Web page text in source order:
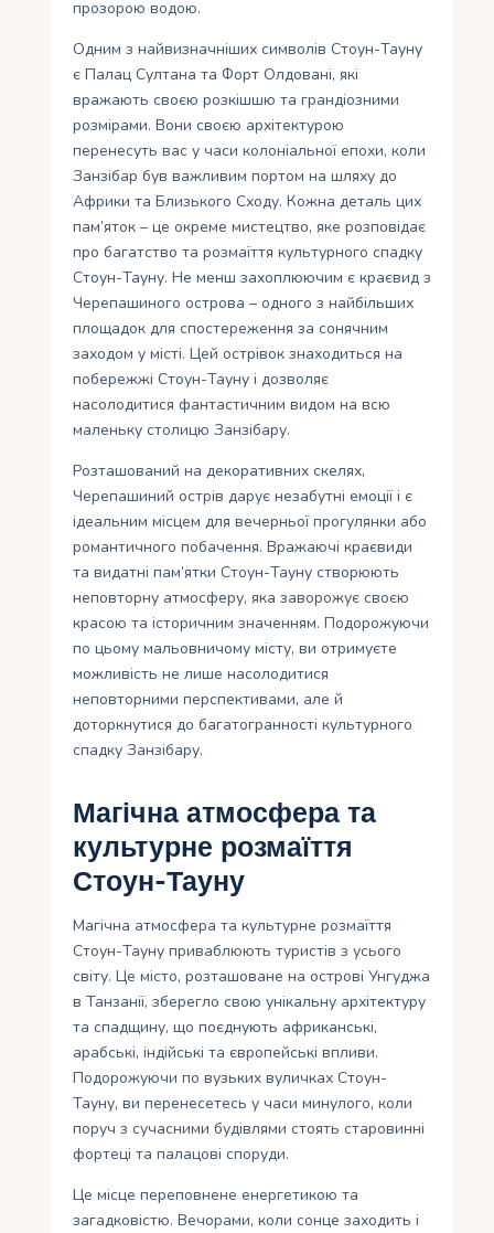
прозорою водою.
Одним з найвизначніших символів Стоун-Тауну
є Палац Султана та Форт Олдовані, які
вражають своєю розкішшю та грандіозними
розмірами. Вони своєю архітектурою
перенесуть вас у часи колоніальної епохи, коли
Занзібар був важливим портом на шляху до
Африки та Близького Сходу. Кожна деталь цих
пам’яток – це окреме мистецтво, яке розповідає
про багатство та розмаїття культурного спадку
Стоун-Тауну. Не менш захоплюючим є краєвид з
Черепашиного острова – одного з найбільших
площадок для спостереження за сонячним
заходом у місті. Цей острівок знаходиться на
побережжі Стоун-Тауну і дозволяє
насолодитися фантастичним видом на всю
маленьку столицю Занзібару.
Розташований на декоративних скелях,
Черепашиний острів дарує незабутні емоції і є
ідеальним місцем для вечерньої прогулянки або
романтичного побачення. Вражаючі краєвиди
та видатні пам’ятки Стоун-Тауну створюють
неповторну атмосферу, яка заворожує своєю
красою та історичним значенням. Подорожуючи
по цьому мальовничому місту, ви отримуєте
можливість не лише насолодитися
неповторними перспективами, але й
доторкнутися до багатогранності культурного
спадку Занзібару.
Магічна атмосфера та
культурне розмаїття
Стоун-Тауну
Магічна атмосфера та культурне розмаїття
Стоун-Тауну приваблюють туристів з усього
світу. Це місто, розташоване на острові Унгуджа
в Танзанії, зберегло свою унікальну архітектуру
та спадщину, що поєднують африканські,
арабські, індійські та європейські впливи.
Подорожуючи по вузьких вуличках Стоун-
Тауну, ви перенесетесь у часи минулого, коли
поруч з сучасними будівлями стоять старовинні
фортеці та палацові споруди.
Це місце переповнене енергетикою та
загадковістю. Вечорами, коли сонце заходить і